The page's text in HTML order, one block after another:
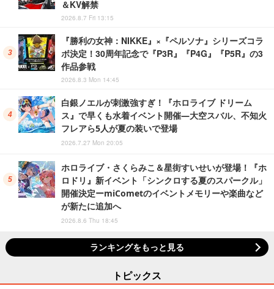
＆KV解禁
2026.8.7 Fri 13:15
『勝利の女神：NIKKE』×『ペルソナ』シリーズコラ
ボ決定！30周年記念で『P3R』『P4G』『P5R』の3
作品参戦
2026.8.3 Mon 14:45
白銀ノエルが刺激強すぎ！『ホロライブ ドリーム
ス』で早くも水着イベント開催―大空スバル、不知火
フレアら5人が夏の装いで登場
2026.7.27 Mon 20:05
ホロライブ・さくらみこ＆星街すいせいが登場！『ホ
ロドリ』新イベント「シンクロする夏のスパークル」
開催決定ーmiCometのイベントメモリーや楽曲など
が新たに追加へ
2026.8.6 Thu 18:45
ランキングをもっと見る
トピックス